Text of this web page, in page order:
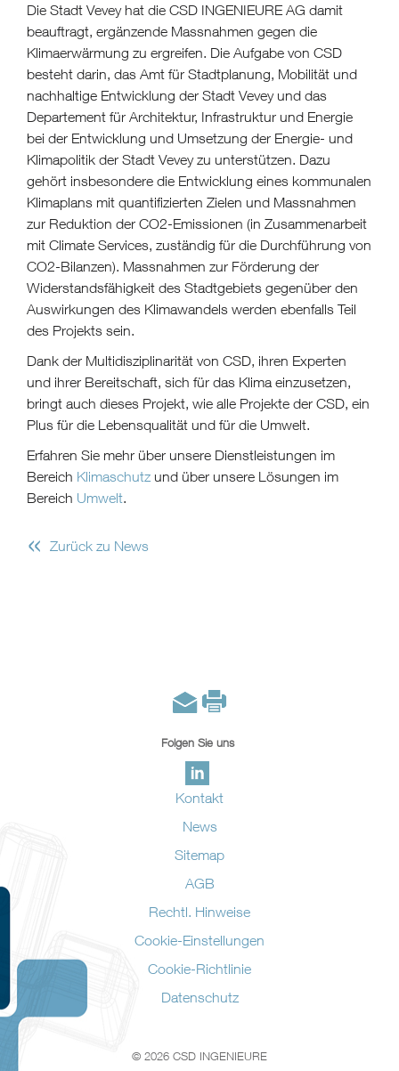
Die Stadt Vevey hat die CSD INGENIEURE AG damit
beauftragt, ergänzende Massnahmen gegen die
Klimaerwärmung zu ergreifen. Die Aufgabe von CSD
besteht darin, das Amt für Stadtplanung, Mobilität und
nachhaltige Entwicklung der Stadt Vevey und das
Departement für Architektur, Infrastruktur und Energie
bei der Entwicklung und Umsetzung der Energie- und
Klimapolitik der Stadt Vevey zu unterstützen. Dazu
gehört insbesondere die Entwicklung eines kommunalen
Klimaplans mit quantifizierten Zielen und Massnahmen
zur Reduktion der CO2-Emissionen (in Zusammenarbeit
mit Climate Services, zuständig für die Durchführung von
CO2-Bilanzen). Massnahmen zur Förderung der
Widerstandsfähigkeit des Stadtgebiets gegenüber den
Auswirkungen des Klimawandels werden ebenfalls Teil
des Projekts sein.
Dank der Multidisziplinarität von CSD, ihren Experten
und ihrer Bereitschaft, sich für das Klima einzusetzen,
bringt auch dieses Projekt, wie alle Projekte der CSD, ein
Plus für die Lebensqualität und für die Umwelt.
Erfahren Sie mehr über unsere Dienstleistungen im
Bereich Klimaschutz und über unsere Lösungen im
Bereich Umwelt.
« Zurück zu News
Folgen Sie uns
Kontakt
News
Sitemap
AGB
Rechtl. Hinweise
Cookie-Einstellungen
Cookie-Richtlinie
Datenschutz
© 2026 CSD INGENIEURE